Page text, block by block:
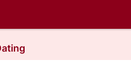
liebe.